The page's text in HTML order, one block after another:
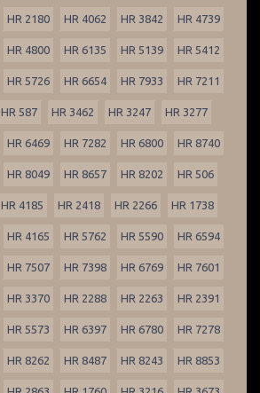
HR 2180 HR 4062 HR 3842 HR 4739
HR 4800 HR 6135 HR 5139 HR 5412
HR 5726 HR 6654 HR 7933 HR 7211
HR 587 HR 3462 HR 3247 HR 3277
HR 6469 HR 7282 HR 6800 HR 8740
HR 8049 HR 8657 HR 8202 HR 506
HR 4185 HR 2418 HR 2266 HR 1738
HR 4165 HR 5762 HR 5590 HR 6594
HR 7507 HR 7398 HR 6769 HR 7601
HR 3370 HR 2288 HR 2263 HR 2391
HR 5573 HR 6397 HR 6780 HR 7278
HR 8262 HR 8487 HR 8243 HR 8853